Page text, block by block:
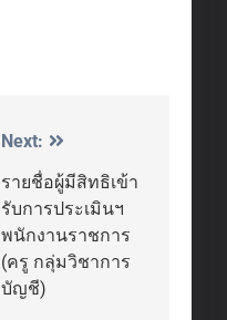
Next:
รายชื่อผู้มีสิทธิเข้า
รับการประเมินฯ
พนักงานราชการ
(ครู กลุ่มวิชาการ
บัญชี)